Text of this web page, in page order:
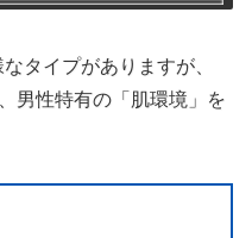
タイプがありますが、
男性特有の「肌環境」を